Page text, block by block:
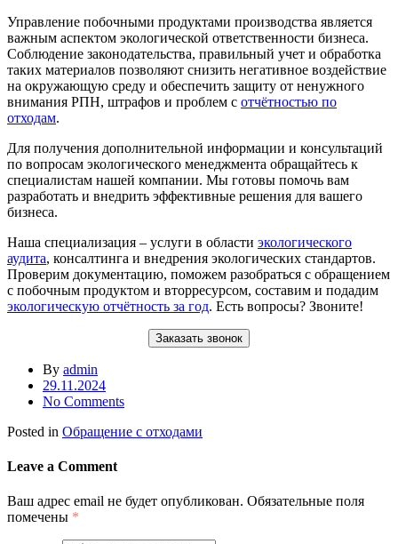
Управление побочными продуктами производства является
важным аспектом экологической ответственности бизнеса.
Соблюдение законодательства, правильный учет и обработка
таких материалов позволяют снизить негативное воздействие
на окружающую среду и обеспечить защиту от ненужного
внимания РПН, штрафов и проблем с отчётностью по
отходам.
Для получения дополнительной информации и консультаций
по вопросам экологического менеджмента обращайтесь к
специалистам нашей компании. Мы готовы помочь вам
разработать и внедрить эффективные решения для вашего
бизнеса.
Наша специализация – услуги в области экологического
аудита, консалтинга и внедрения экологических стандартов.
Проверим документацию, поможем разобраться с обращением
с побочным продуктом и вторресурсом, составим и подадим
экологическую отчётность за год. Есть вопросы? Звоните!
Заказать звонок
By admin
29.11.2024
No Comments
Posted in Обращение с отходами
Leave a Comment
Ваш адрес email не будет опубликован. Обязательные поля
помечены *